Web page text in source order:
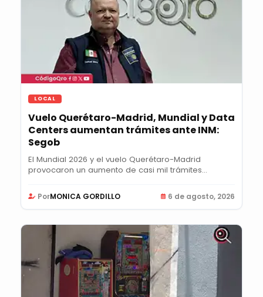
LOCAL
Vuelo Querétaro-Madrid, Mundial y Data
Centers aumentan trámites ante INM:
Segob
El Mundial 2026 y el vuelo Querétaro-Madrid
provocaron un aumento de casi mil trámites
PorMONICA GORDILLO 6 de agosto, 2026